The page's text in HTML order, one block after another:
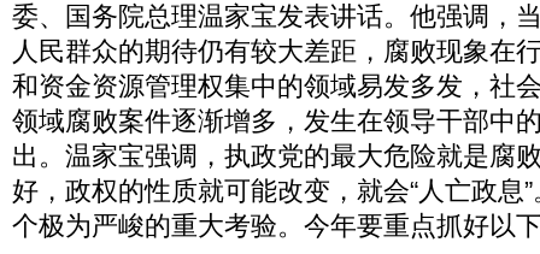
委、国务院总理温家宝发表讲话。他强调，
人民群众的期待仍有较大差距，腐败现象在
和资金资源管理权集中的领域易发多发，社
领域腐败案件逐渐增多，发生在领导干部中
出。温家宝强调，执政党的最大危险就是腐
好，政权的性质就可能改变，就会“人亡政息
个极为严峻的重大考验。今年要重点抓好以